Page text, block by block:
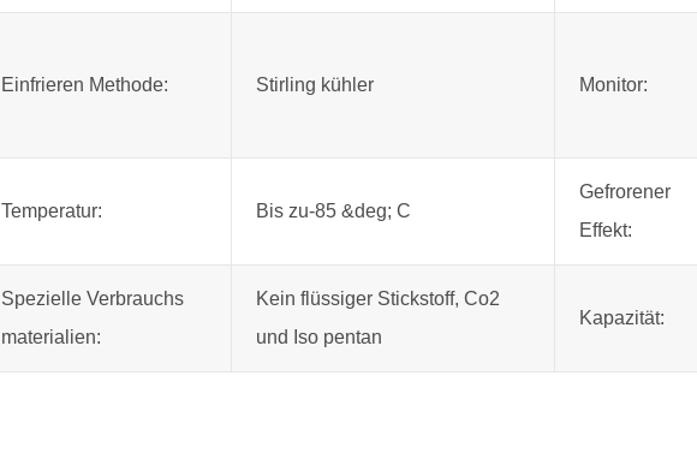
Einfrieren Methode: Stirling kühler Monitor:
Temperatur: Bis zu-85 &deg; C
Gefrorener
Effekt:
Spezielle Verbrauchs
materialien:
Kein flüssiger Stickstoff, Co2
und Iso pentan
Kapazität: